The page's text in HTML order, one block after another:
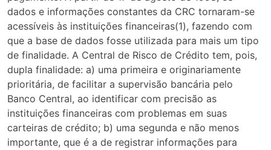
dados e informações constantes da CRC tornaram-se
acessíveis às instituições financeiras(1), fazendo com
que a base de dados fosse utilizada para mais um tipo
de finalidade. A Central de Risco de Crédito tem, pois,
dupla finalidade: a) uma primeira e originariamente
prioritária, de facilitar a supervisão bancária pelo
Banco Central, ao identificar com precisão as
instituições financeiras com problemas em suas
carteiras de crédito; b) uma segunda e não menos
importante, que é a de registrar informações para